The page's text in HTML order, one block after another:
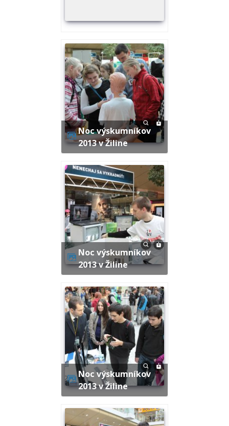
Noc výskumníkov
2013 v Žiline
Noc výskumníkov
2013 v Žiline
Noc výskumníkov
2013 v Žiline